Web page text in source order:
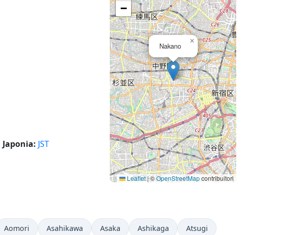
JST
Nakano
×
−
Leaflet |©OpenStreetMapcontribuitori
Aomori Asahikawa Asaka Ashikaga Atsugi